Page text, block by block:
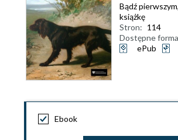
Bądź
książkę
Stron: 114
Dostępne
ePub
Ebook